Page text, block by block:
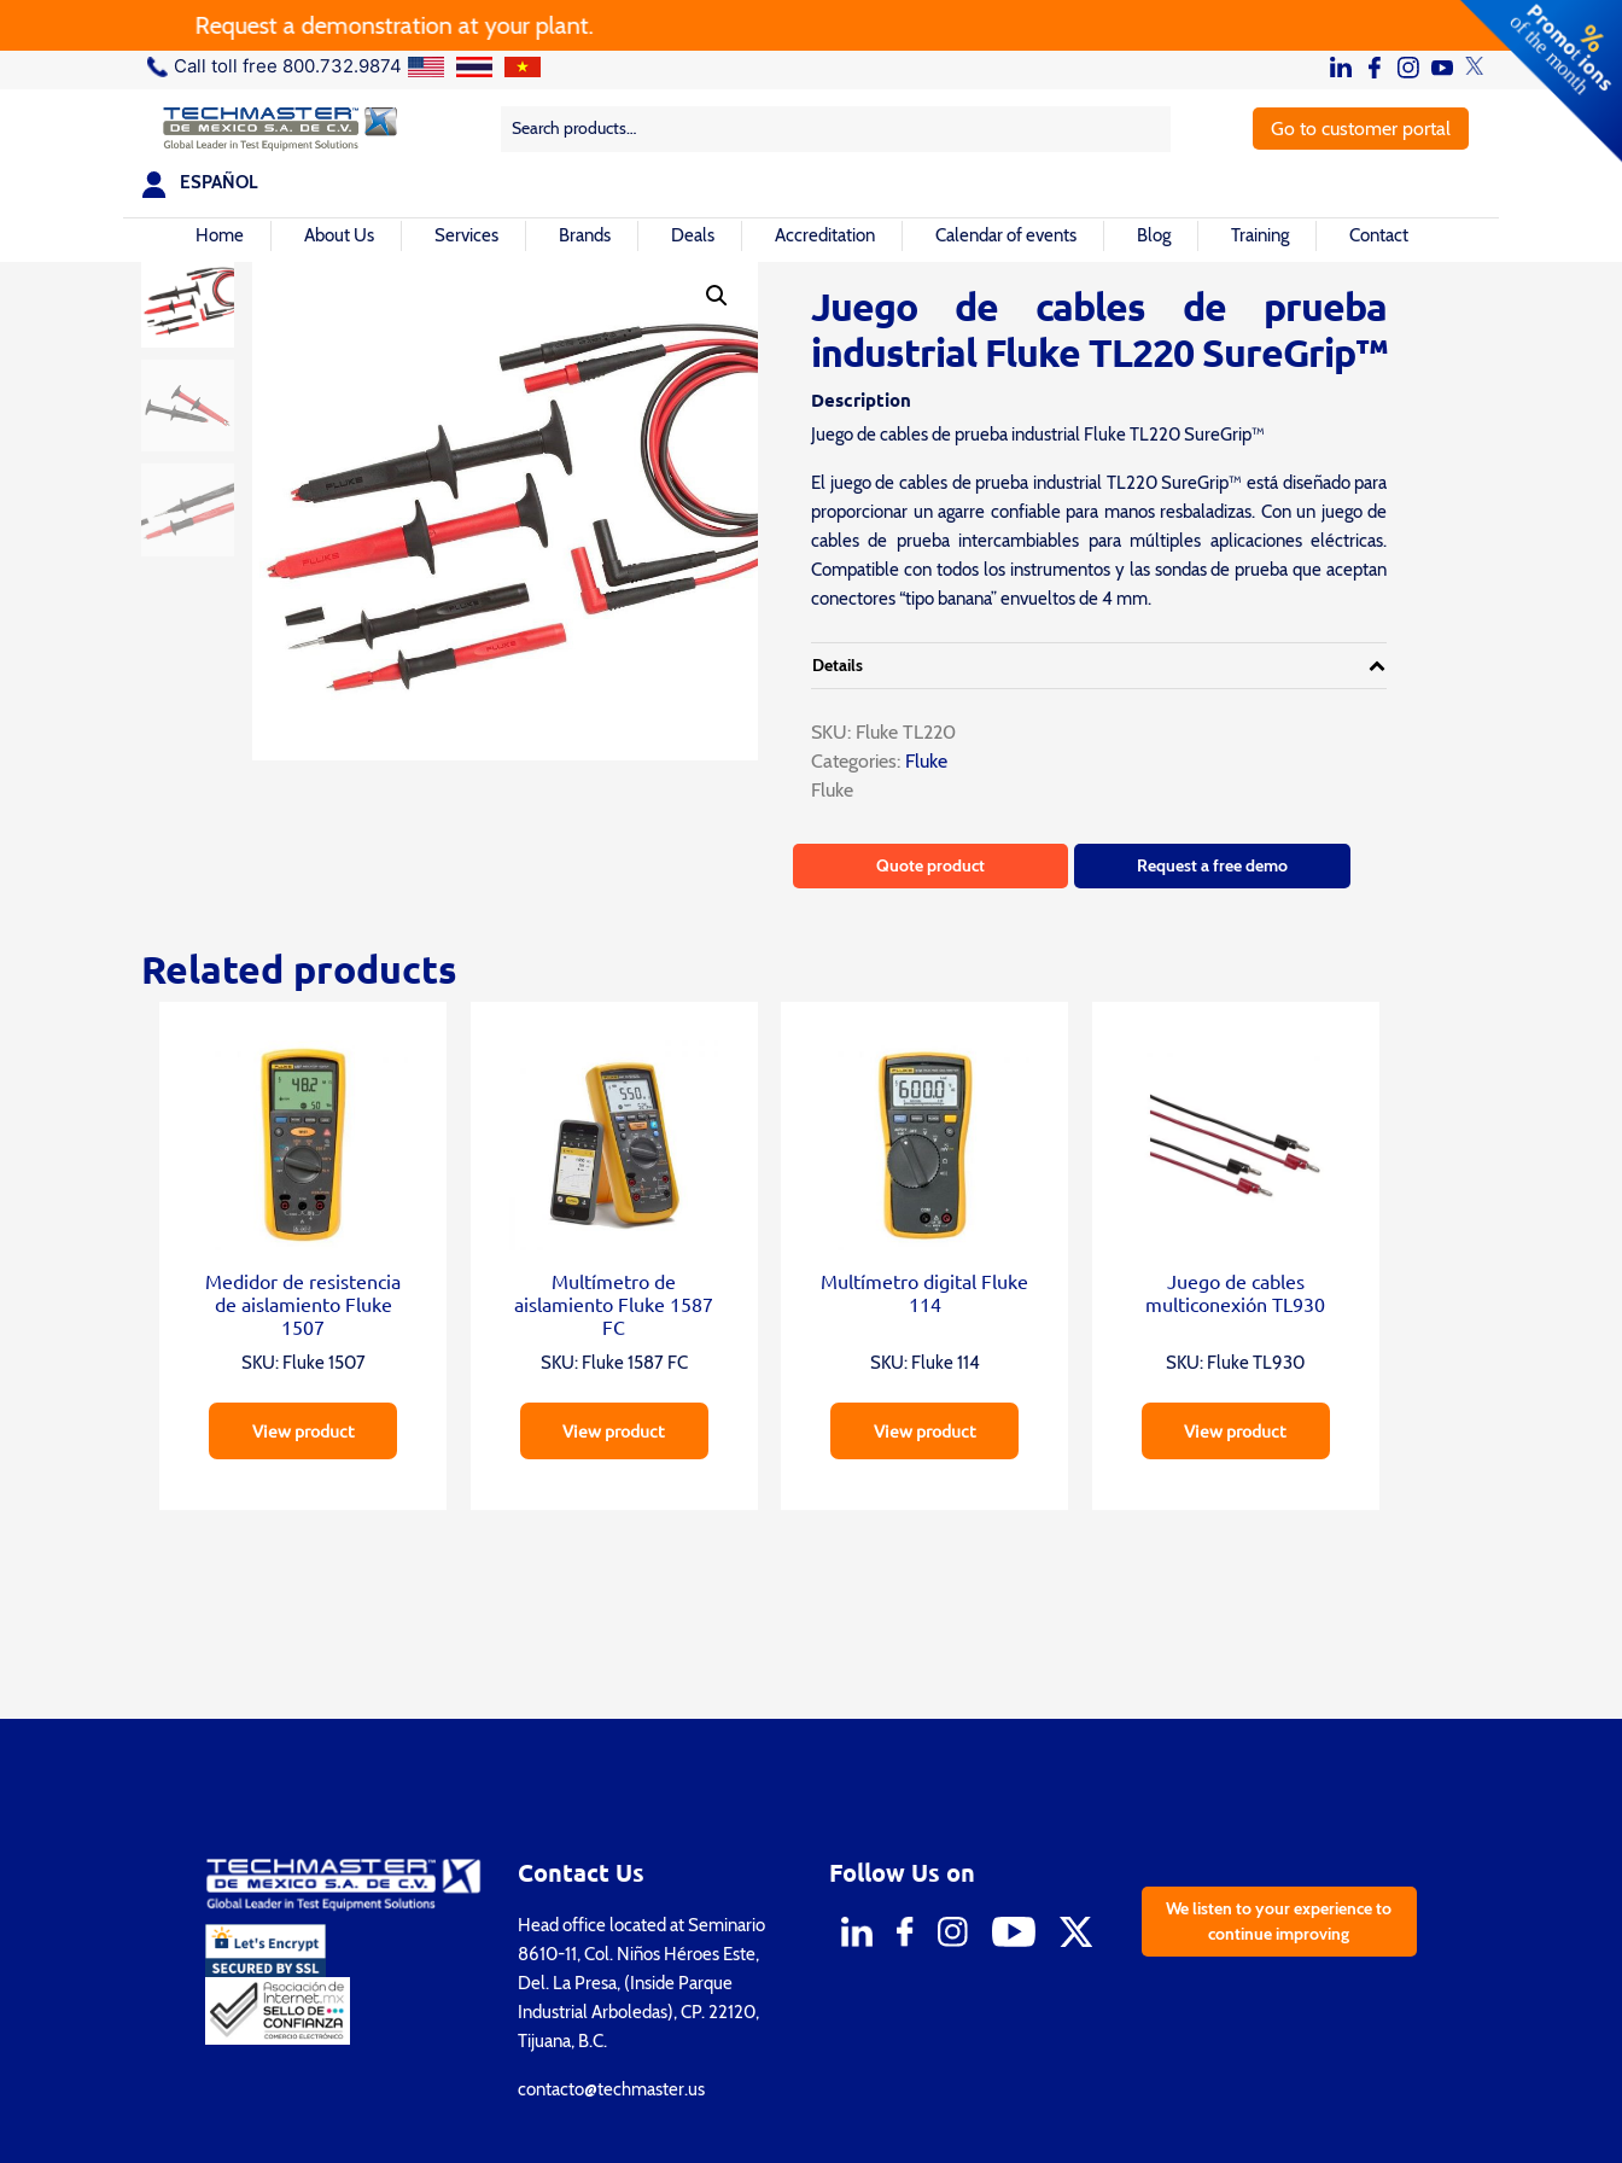
Request a demonstration at your plant.
Call toll free 800.732.9874
Search
Search Go to customer portal
ESPAÑOL
Home About Us Services Brands Deals Accreditation Calendar of events Blog Training Contact
Juego de cables de prueba
industrial Fluke TL220 SureGrip™
Description
Juego de cables de prueba industrial Fluke TL220 SureGrip™
El juego de cables de prueba industrial TL220 SureGrip™ está diseñado para
proporcionar un agarre confiable para manos resbaladizas. Con un juego de
cables de prueba intercambiables para múltiples aplicaciones eléctricas.
Compatible con todos los instrumentos y las sondas de prueba que aceptan
conectores “tipo banana” envueltos de 4 mm.
Details
SKU: Fluke TL220
Categories:Fluke
Fluke
Quote product Request a free demo
Related products
Medidor de resistencia
de aislamiento Fluke
1507
SKU: Fluke 1507
View product
Multímetro de
aislamiento Fluke 1587
FC
SKU: Fluke 1587 FC
View product
Multímetro digital Fluke
114
SKU: Fluke 114
View product
Juego de cables
multiconexión TL930
SKU: Fluke TL930
View product
Contact Us
Head office located at Seminario
8610-11, Col. Niños Héroes Este,
Del. La Presa, (Inside Parque
Industrial Arboledas), CP. 22120,
Tijuana, B.C.
contacto@techmaster.us
Follow Us on
We listen to your experience to
continue improving